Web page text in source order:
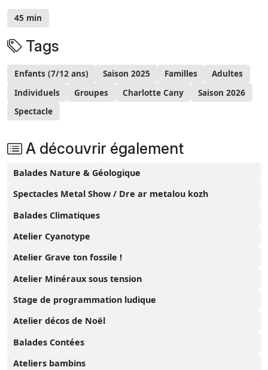
45 min
Tags
Enfants (7/12 ans) Saison 2025 Familles
Adultes
Individuels
Groupes Charlotte Cany
Saison 2026
Spectacle
A découvrir également
Balades Nature & Géologique
Spectacles Metal Show / Dre ar metalou kozh
Balades Climatiques
Atelier Cyanotype
Atelier Grave ton fossile !
Atelier Minéraux sous tension
Stage de programmation ludique
Atelier décos de Noël
Balades Contées
Ateliers bambins